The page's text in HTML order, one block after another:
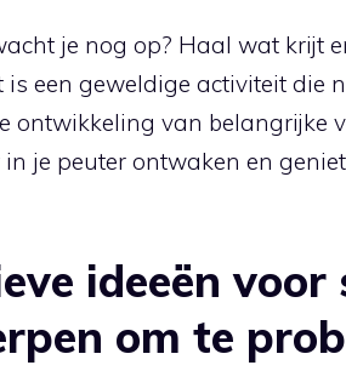
je nog op? Haal wat krijt
is een geweldige activiteit die
ontwikkeling van belangrijke
je peuter ontwaken en
ideeën
om te